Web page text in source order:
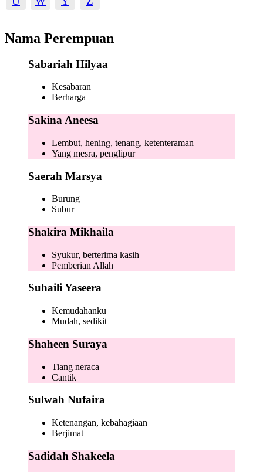
Nama Perempuan
Sabariah Hilyaa
Kesabaran
Berharga
Sakina Aneesa
Lembut, hening, tenang, ketenteraman
Yang mesra, penglipur
Saerah Marsya
Burung
Subur
Shakira Mikhaila
Syukur, berterima kasih
Pemberian Allah
Suhaili Yaseera
Kemudahanku
Mudah, sedikit
Shaheen Suraya
Tiang neraca
Cantik
Sulwah Nufaira
Ketenangan, kebahagiaan
Berjimat
Sadidah Shakeela